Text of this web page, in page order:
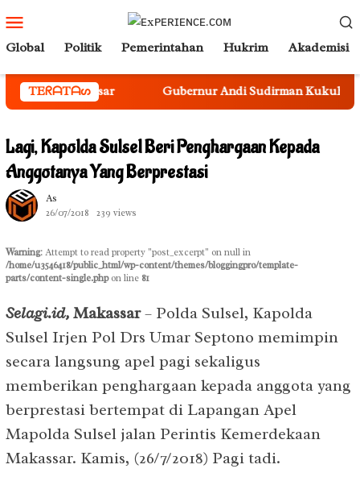
ke
kontenMobile
Global Politik Pemerintahan Hukrim Akademisi
TEᖇᗩTᗩᔕ
Makassar Gubernur Andi Sudirman Kukuhkan Sekda
Lagi, Kapolda Sulsel Beri Penghargaan Kepada
Anggotanya Yang Berprestasi
As
26/07/2018
239 views
Warning: Attempt to read property "post_excerpt" on null in
/home/u3546418/public_html/wp-content/themes/bloggingpro/template-
parts/content-single.phpon line 81
Selagi.id, Makassar– Polda Sulsel, Kapolda
Sulsel Irjen Pol Drs Umar Septono memimpin
secara langsung apel pagi sekaligus
memberikan penghargaan kepada anggota yang
berprestasi bertempat di Lapangan Apel
Mapolda Sulsel jalan Perintis Kemerdekaan
Makassar. Kamis, (26/7/2018) Pagi tadi.